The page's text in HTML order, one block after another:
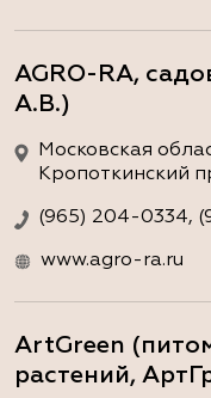
AGRO-RA,
А.В.)
Московская
Кропоткинский
(965) 204-0334,
www.agro-ra.ru
ArtGreen
растений,